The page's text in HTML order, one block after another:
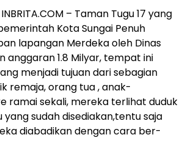
INBRITA.COM – Taman Tugu 17 yang
Kota Sungai Penuh
lapangan Merdeka oleh Dinas
anggaran 1.8 Milyar, tempat ini
menjadi tujuan dari sebagian
remaja, orang tua , anak-
ramai sekali, mereka terlihat duduk
yang sudah disediakan,tentu saja
diabadikan dengan cara ber-